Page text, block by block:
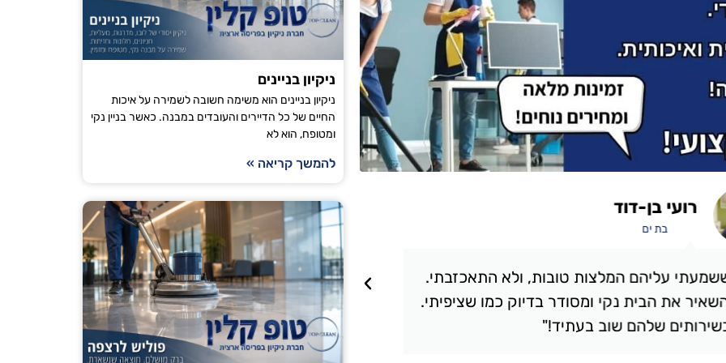
והייתי מרוצה מעל ומעבר. הצוות הגיע בזמן,
מבריק. כל פינה בבית נוקתה בצורה מושלמת,
ומקצועי. ממליץ בחום!"
אבי מכלוף
תל אביב
"אני עובדת עם טופ קלין כבר מספר חודשים וכל
מגיע בזמן, הניקיון יסודי והבית מרגיש רענן ונקי.
ממליצה לכל מי שמחפש חברת
ניקיון בניינים
ניקיון בניינים הוא משימה חשובה לשמירה על איכות
החיים של כל הדיירים והעובדים במבנה. כאשר בניין נקי
ומטופח, הוא לא
להמשך קריאה »